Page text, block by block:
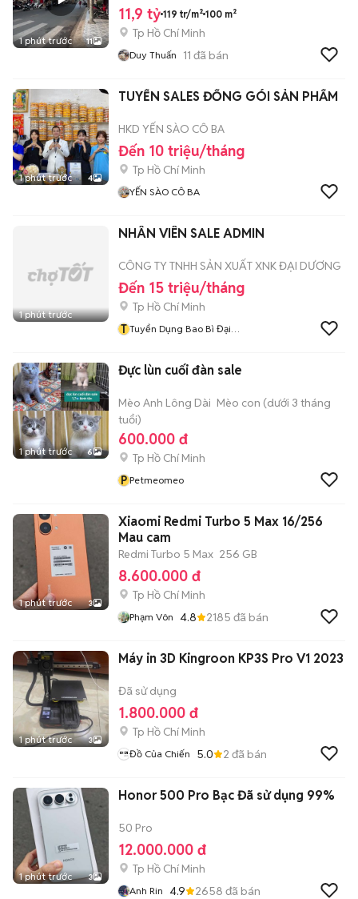
1 phút trước 11
11,9 tỷ 119 tr/m² 100 m²
Tp Hồ Chí Minh
Duy Thuấn 11 đã bán
1 phút trước 4
TUYỂN SALES ĐỐNG GÓI SẢN PHẨM
HKD YẾN SÀO CÔ BA
Đến 10 triệu/tháng
Tp Hồ Chí Minh
YẾN SÀO CÔ BA
1 phút trước
NHÂN VIÊN SALE ADMIN
CÔNG TY TNHH SẢN XUẤT XNK ĐẠI DƯƠNG
Đến 15 triệu/tháng
Tp Hồ Chí Minh
T Tuyển Dụng Bao Bì Đại
1 phút trước 6
Đực lùn cuối đàn sale
Mèo Anh Lông Dài Mèo con (dưới 3 tháng
tuổi)
600.000 đ
Tp Hồ Chí Minh
P Petmeomeo
1 phút trước 3
Xiaomi Redmi Turbo 5 Max 16/256
Mau cam
Redmi Turbo 5 Max 256 GB
8.600.000 đ
Tp Hồ Chí Minh
Phạm Vôn 4.8 2185 đã bán
1 phút trước 3
Máy in 3D Kingroon KP3S Pro V1 2023
Đã sử dụng
1.800.000 đ
Tp Hồ Chí Minh
Đồ Của Chiến 5.0 2 đã bán
1 phút trước 3
Honor 500 Pro Bạc Đã sử dụng 99%
50 Pro
12.000.000 đ
Tp Hồ Chí Minh
Anh Rin 4.9 2658 đã bán